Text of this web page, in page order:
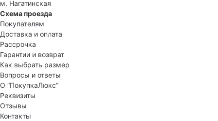
м. Нагатинская
Схема проезда
Покупателям
Доставка и оплата
Рассрочка
Гарантии и возврат
Как выбрать размер
Вопросы и ответы
О “ПокупкаЛюкс”
Реквизиты
Отзывы
Контакты